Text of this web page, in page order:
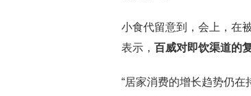
小食代留意到，会上，在
表示， 百威对即饮渠道的
“居家消费的增长趋势仍在